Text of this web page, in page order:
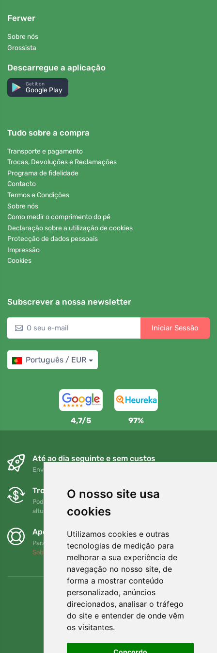
O nosso site usa
cookies
Utilizamos cookies e outras
tecnologias de medição para
melhorar a sua experiência de
navegação no nosso site, de
forma a mostrar conteúdo
personalizado, anúncios
direcionados, analisar o tráfego
do site e entender de onde vêm
os visitantes.
Ferwer
Sobre nós
Grossista
Descarregue a aplicação
Get it on
Google Play
Tudo sobre a compra
Transporte e pagamento
Trocas, Devoluções e Reclamações
Programa de fidelidade
Contacto
Termos e Condições
Sobre nós
Como medir o comprimento do pé
Declaração sobre a utilização de cookies
Protecção de dados pessoais
Impressão
Cookies
Subscrever a nossa newsletter
Iniciar Sessão
Português / EUR
4,7/5 97%
Até ao dia seguinte e sem custos
Envio gratuito para encomendas superiores a 80 EUR
Trocas e devoluções gratuitas
Pode devolver ou trocar a sua encomenda em qualquer
altura no prazo de 90 dias
Apoiamos a Trees.org
Para cada encomenda plantamos uma árvore! Leia mais
Sobre nós